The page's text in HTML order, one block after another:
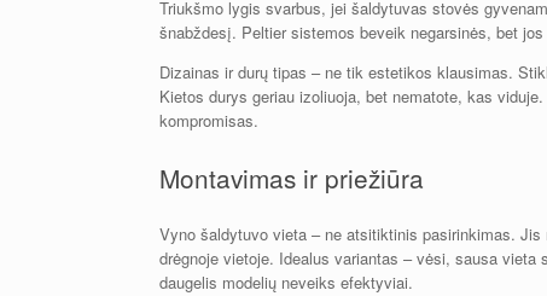
Triukšmo lygis svarbus, jei šaldytuvas stovės
šnabždesį. Peltier sistemos beveik negarsinės, bet
Dizainas ir durų tipas – ne tik estetikos klausimas.
Kietos durys geriau izoliuoja, bet nematote, kas
kompromisas.
Montavimas ir priežiūra
Vyno šaldytuvo vieta – ne atsitiktinis pasirinkimas.
drėgnoje vietoje. Idealus variantas – vėsi, sausa vieta
daugelis modelių neveiks efektyviai.